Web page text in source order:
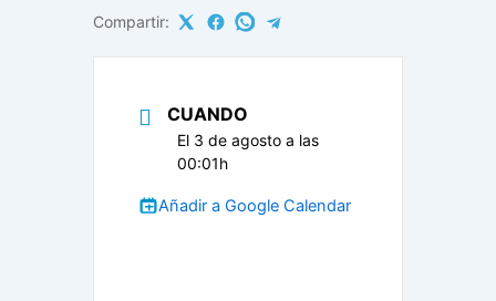
Compartir:
CUANDO
El 3 de agosto a las
00:01h
Añadir a Google Calendar